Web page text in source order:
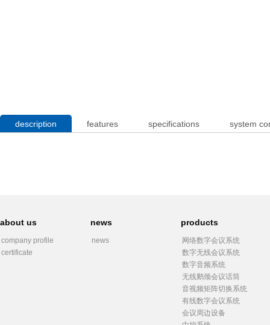
description features specifications system
about us
company profile
certificate
news
news
products
网络数字会议系统
数字无线会议系统
数字音频系统
无线鹅颈会议话筒
音视频矩阵切换系统
有线数字会议系统
会议周边设备